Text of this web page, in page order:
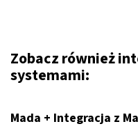
Zobacz również
systemami:
Mada + Integracja z